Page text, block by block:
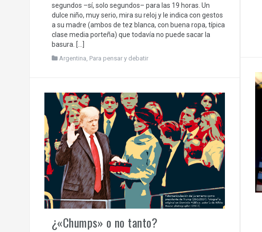
segundos –sí, solo segundos– para las 19 horas. Un
dulce niño, muy serio, mira su reloj y le indica con gestos
a su madre (ambos de tez blanca, con buena ropa, típica
clase media porteña) que todavía no puede sacar la
basura. […]
Argentina, Para pensar y debatir
¿«Chumps» o no tanto?